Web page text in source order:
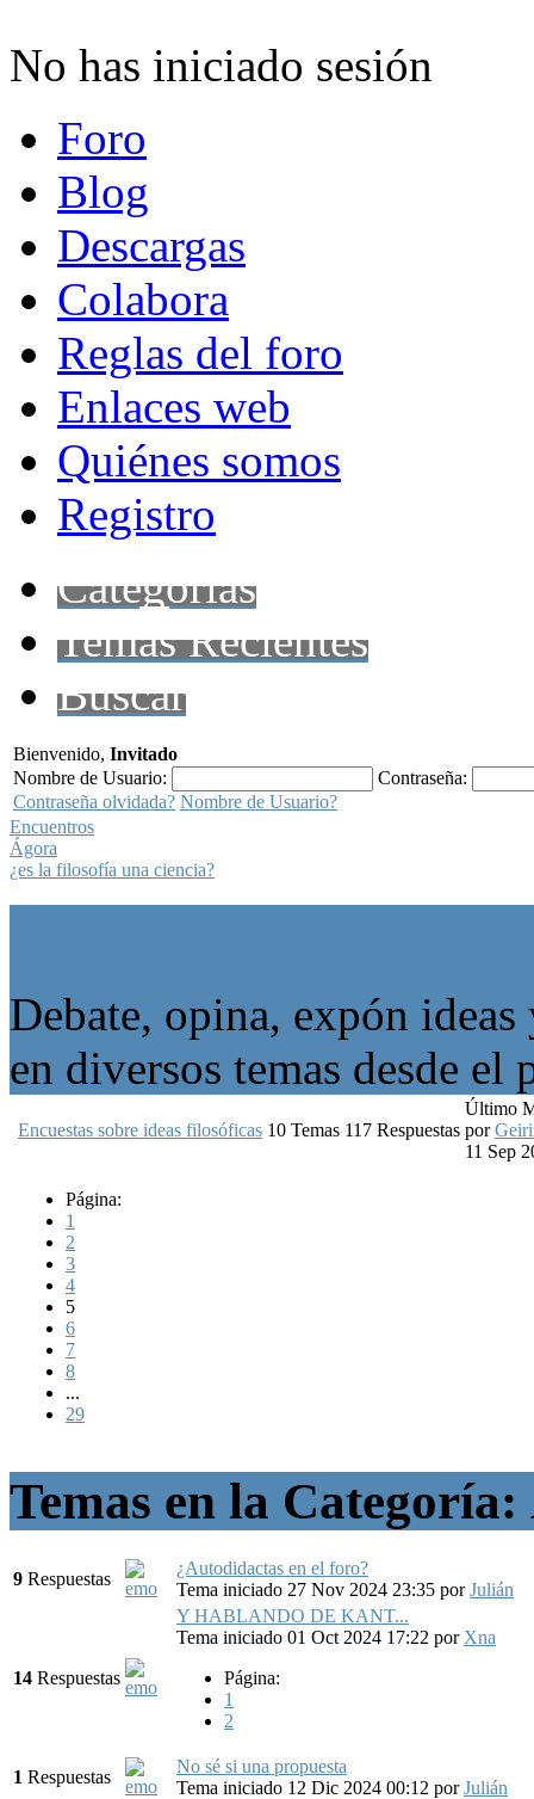
No has iniciado sesión
Foro
Blog
Descargas
Colabora
Reglas del foro
Enlaces web
Quiénes somos
Registro
Categorías
Temas Recientes
Buscar
Bienvenido, Invitado
Nombre de Usuario:
Contraseña:
Contraseña olvidada? Nombre de Usuario?
Encuentros
Ágora
¿es la filosofía una ciencia?
Debate, opina, expón
en diversos temas desde
Encuestas sobre ideas filosóficas 10 Temas 117 Respuestas
Último
por
11 Sep
Página:
1
2
3
4
5
6
7
8
...
29
Temas en la
9 Respuestas
¿Autodidactas en el foro?
Tema iniciado 27 Nov 2024 23:35 porJulián
14 Respuestas
Y HABLANDO DE KANT...
Tema iniciado 01 Oct 2024 17:22 por Xna
Página:
1
2
1 Respuestas
No sé si una propuesta
Tema iniciado 12 Dic 2024 00:12 porJulián